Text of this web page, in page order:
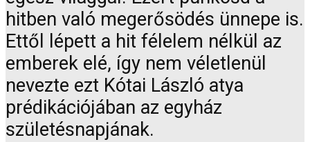
hitben való megerősödés ünnepe is.
Ettől lépett a hit félelem nélkül az
emberek elé, így nem véletlenül
nevezte ezt Kótai László atya
prédikációjában az egyház
születésnapjának.